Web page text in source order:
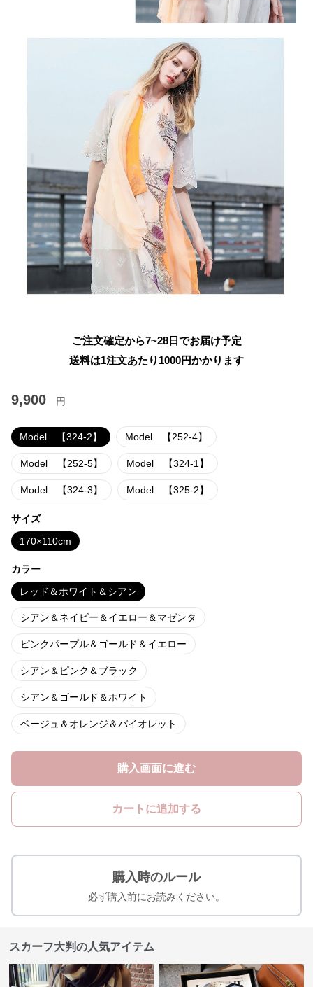
ご注文確定から7~28日でお届け予定
送料は1注文あたり 1000円かかります
9,900 円
Model 【324-2】 Model 【252-4】
Model 【252-5】 Model 【324-1】
Model 【324-3】 Model 【325-2】
サイズ
170×110cm
カラー
レッド＆ホワイト＆シアン
シアン＆ネイビー＆イエロー＆マゼンタ
ピンクパープル＆ゴールド＆イエロー
シアン＆ピンク＆ブラック
シアン＆ゴールド＆ホワイト
ベージュ＆オレンジ＆バイオレット
購入画面に進む
カートに追加する
購入時のルール
必ず購入前にお読みください。
スカーフ大判の人気アイテム